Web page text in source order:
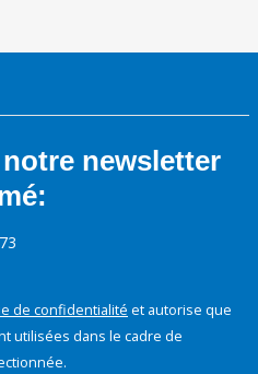
newsletter
de confidentialité et autorise que
utilisées dans le cadre de